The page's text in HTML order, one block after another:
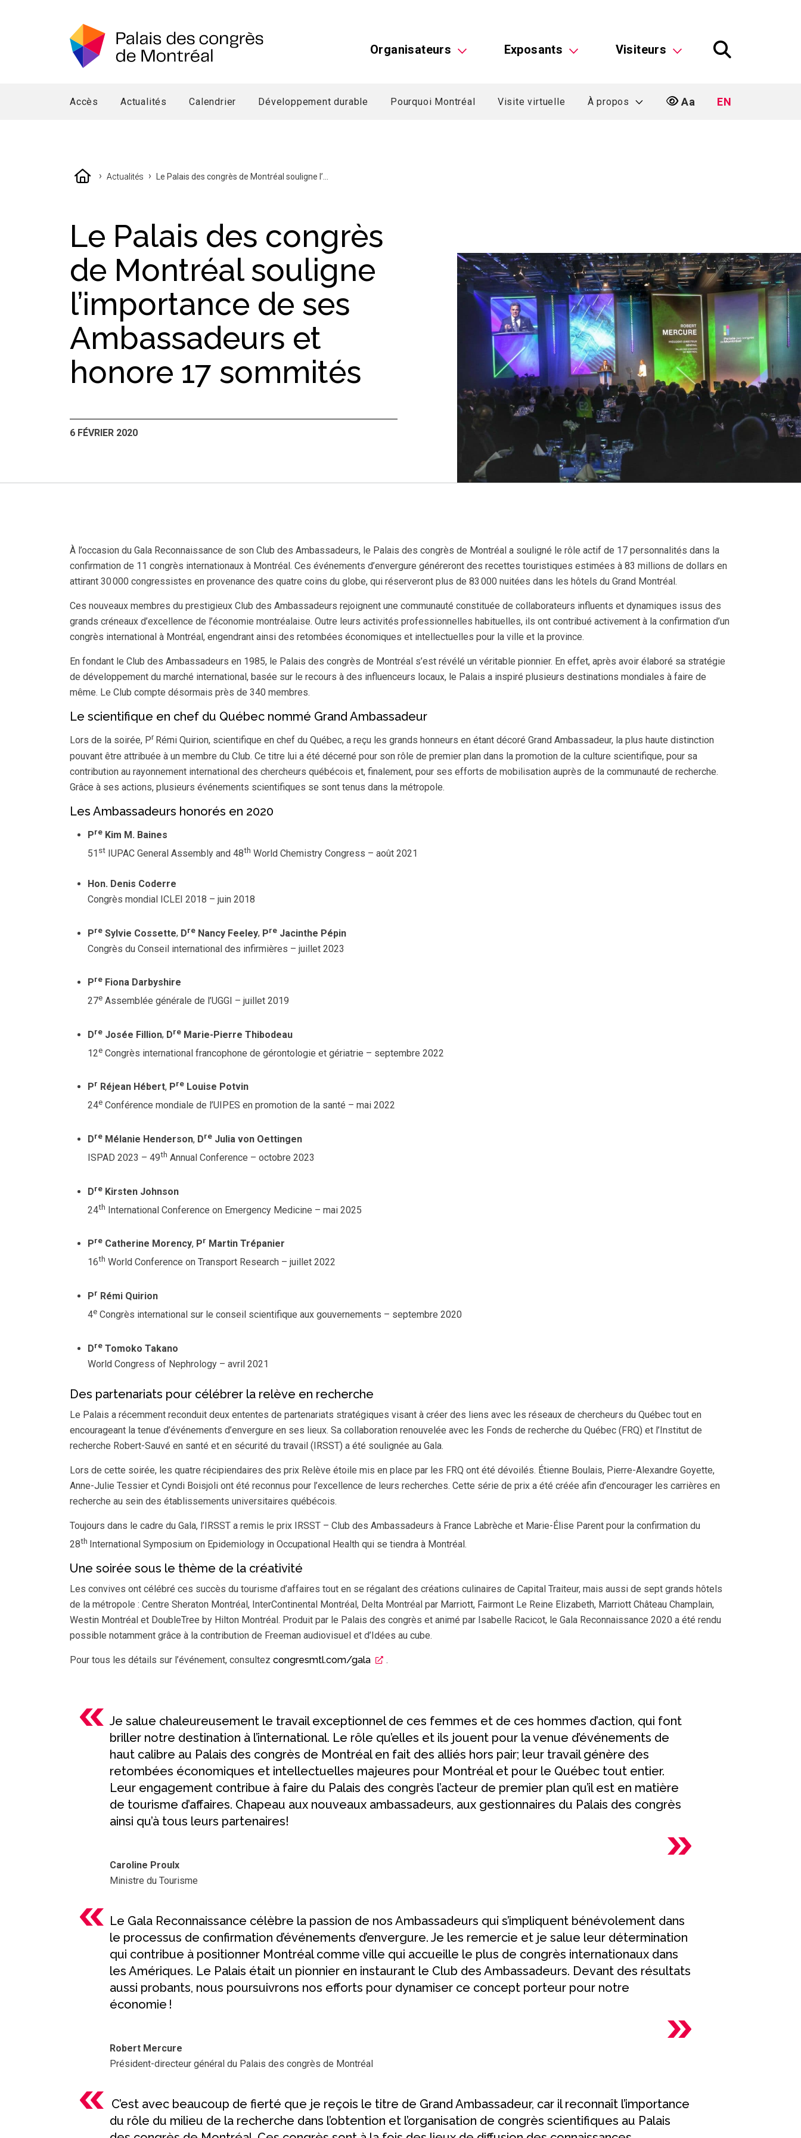
Organisateurs Exposants Visiteurs
Accès Actualités Calendrier Développement durable Pourquoi Montréal Visite virtuelle À propos Aa EN
› Actualités › Le Palais des congrès de Montréal souligne l’...
Le Palais des congrès
de Montréal souligne
l’importance de ses
Ambassadeurs et
honore 17 sommités
6 FÉVRIER 2020
À l’occasion du Gala Reconnaissance de son Club des Ambassadeurs, le Palais des congrès de Montréal a souligné le rôle actif de 17 personnalités dans la
confirmation de 11 congrès internationaux à Montréal. Ces événements d’envergure généreront des recettes touristiques estimées à 83 millions de dollars en
attirant 30 000 congressistes en provenance des quatre coins du globe, qui réserveront plus de 83 000 nuitées dans les hôtels du Grand Montréal.
Ces nouveaux membres du prestigieux Club des Ambassadeurs rejoignent une communauté constituée de collaborateurs influents et dynamiques issus des
grands créneaux d’excellence de l’économie montréalaise. Outre leurs activités professionnelles habituelles, ils ont contribué activement à la confirmation d’un
congrès international à Montréal, engendrant ainsi des retombées économiques et intellectuelles pour la ville et la province.
En fondant le Club des Ambassadeurs en 1985, le Palais des congrès de Montréal s’est révélé un véritable pionnier. En effet, après avoir élaboré sa stratégie
de développement du marché international, basée sur le recours à des influenceurs locaux, le Palais a inspiré plusieurs destinations mondiales à faire de
même. Le Club compte désormais près de 340 membres.
Le scientifique en chef du Québec nommé Grand Ambassadeur
Lors de la soirée, Pr Rémi Quirion, scientifique en chef du Québec, a reçu les grands honneurs en étant décoré Grand Ambassadeur, la plus haute distinction
pouvant être attribuée à un membre du Club. Ce titre lui a été décerné pour son rôle de premier plan dans la promotion de la culture scientifique, pour sa
contribution au rayonnement international des chercheurs québécois et, finalement, pour ses efforts de mobilisation auprès de la communauté de recherche.
Grâce à ses actions, plusieurs événements scientifiques se sont tenus dans la métropole.
Les Ambassadeurs honorés en 2020
Pre Kim M. Baines
51 st IUPAC General Assembly and 48th World Chemistry Congress – août 2021
Hon. Denis Coderre
Congrès mondial ICLEI 2018 – juin 2018
Pre Sylvie Cossette, Dre Nancy Feeley, Pre Jacinthe Pépin
Congrès du Conseil international des infirmières – juillet 2023
Pre Fiona Darbyshire
27e Assemblée générale de l’UGGI – juillet 2019
Dre Josée Fillion, Dre Marie-Pierre Thibodeau
12e Congrès international francophone de gérontologie et gériatrie – septembre 2022
Pr Réjean Hébert, Pre Louise Potvin
24e Conférence mondiale de l’UIPES en promotion de la santé – mai 2022
Dre Mélanie Henderson, Dre Julia von Oettingen
ISPAD 2023 – 49th Annual Conference – octobre 2023
Dre Kirsten Johnson
24th International Conference on Emergency Medicine – mai 2025
Pre Catherine Morency, Pr Martin Trépanier
16th World Conference on Transport Research – juillet 2022
Pr Rémi Quirion
4e Congrès international sur le conseil scientifique aux gouvernements – septembre 2020
Dre Tomoko Takano
World Congress of Nephrology – avril 2021
Des partenariats pour célébrer la relève en recherche
Le Palais a récemment reconduit deux ententes de partenariats stratégiques visant à créer des liens avec les réseaux de chercheurs du Québec tout en
encourageant la tenue d’événements d’envergure en ses lieux. Sa collaboration renouvelée avec les Fonds de recherche du Québec (FRQ) et l’Institut de
recherche Robert-Sauvé en santé et en sécurité du travail (IRSST) a été soulignée au Gala.
Lors de cette soirée, les quatre récipiendaires des prix Relève étoile mis en place par les FRQ ont été dévoilés. Étienne Boulais, Pierre-Alexandre Goyette,
Anne-Julie Tessier et Cyndi Boisjoli ont été reconnus pour l’excellence de leurs recherches. Cette série de prix a été créée afin d’encourager les carrières en
recherche au sein des établissements universitaires québécois.
Toujours dans le cadre du Gala, l’IRSST a remis le prix IRSST – Club des Ambassadeurs à France Labrèche et Marie-Élise Parent pour la confirmation du
28th International Symposium on Epidemiology in Occupational Health qui se tiendra à Montréal.
Une soirée sous le thème de la créativité
Les convives ont célébré ces succès du tourisme d’affaires tout en se régalant des créations culinaires de Capital Traiteur, mais aussi de sept grands hôtels
de la métropole : Centre Sheraton Montréal, InterContinental Montréal, Delta Montréal par Marriott, Fairmont Le Reine Elizabeth, Marriott Château Champlain,
Westin Montréal et DoubleTree by Hilton Montréal. Produit par le Palais des congrès et animé par Isabelle Racicot, le Gala Reconnaissance 2020 a été rendu
possible notamment grâce à la contribution de Freeman audiovisuel et d’Idées au cube.
Pour tous les détails sur l’événement, consultez congresmtl.com/gala .
Je salue chaleureusement le travail exceptionnel de ces femmes et de ces hommes d’action, qui font
briller notre destination à l’international. Le rôle qu’elles et ils jouent pour la venue d’événements de
haut calibre au Palais des congrès de Montréal en fait des alliés hors pair; leur travail génère des
retombées économiques et intellectuelles majeures pour Montréal et pour le Québec tout entier.
Leur engagement contribue à faire du Palais des congrès l’acteur de premier plan qu’il est en matière
de tourisme d’affaires. Chapeau aux nouveaux ambassadeurs, aux gestionnaires du Palais des congrès
ainsi qu’à tous leurs partenaires!
Caroline Proulx
Ministre du Tourisme
Le Gala Reconnaissance célèbre la passion de nos Ambassadeurs qui s’impliquent bénévolement dans
le processus de confirmation d’événements d’envergure. Je les remercie et je salue leur détermination
qui contribue à positionner Montréal comme ville qui accueille le plus de congrès internationaux dans
les Amériques. Le Palais était un pionnier en instaurant le Club des Ambassadeurs. Devant des résultats
aussi probants, nous poursuivrons nos efforts pour dynamiser ce concept porteur pour notre
économie !
Robert Mercure
Président-directeur général du Palais des congrès de Montréal
C’est avec beaucoup de fierté que je reçois le titre de Grand Ambassadeur, car il reconnaît l’importance
du rôle du milieu de la recherche dans l’obtention et l’organisation de congrès scientifiques au Palais